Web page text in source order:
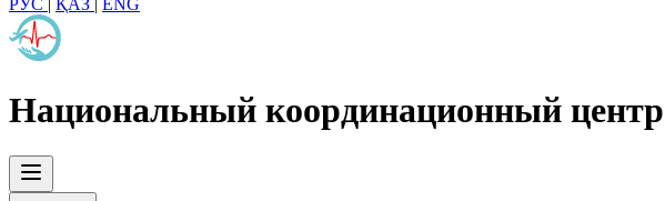
РУС | ҚАЗ | ENG
Национальный координационный